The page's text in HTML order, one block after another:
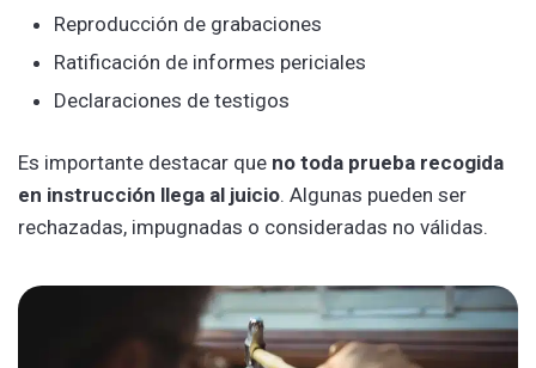
Reproducción de grabaciones
Ratificación de informes periciales
Declaraciones de testigos
Es importante destacar que no toda prueba recogida
en instrucción llega al juicio. Algunas pueden ser
rechazadas, impugnadas o consideradas no válidas.